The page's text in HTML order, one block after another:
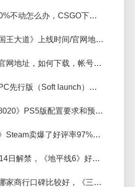
CSGO更新卡100%不动怎么办，CSGO下载更新卡住不动解决方法
《权力的游戏：国王大道》上线时间/官网地址/游戏下载/加速器推荐
王权与自由俄服官网地址，如何下载，帐号注册教程
《星绘友晴天》PC先行版（Soft launch）好玩吗，海外玩《星绘友晴天》加速器推荐
《黑相集：指令8020》PS5版配置要求和预下载时间
《梦幻魔法公主》Steam卖爆了好评率97%，《梦幻魔法公主》好用加速器推荐
《地平线6》5月14日解禁，《地平线6》好用的加速器推荐
《三角洲行动》哪家商行口碑比较好，《三角洲行动》商行口碑排名分析